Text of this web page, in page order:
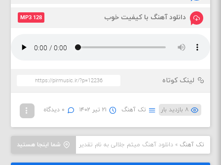
دانلود آهنگ با کیفیت خوب MP3 128
لینک کوتاه
۸ بازدید بار تک آهنگ ۲۱ تیر ۱۴۰۲ ۰ دیدگاه
شما اینجا هستید تک آهنگ »دانلود آهنگ میثم جلالی به نام تقدیر